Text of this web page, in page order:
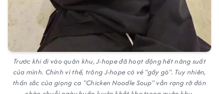
Trước khi đi vào quân khu, J-hope đã hoạt động hết năng suất
của mình. Chính vì thế, trông J-hope có vẻ "gầy gò". Tuy nhiên,
thần sắc của giọng ca "Chicken Noodle Soup" vẫn rạng rỡ đón